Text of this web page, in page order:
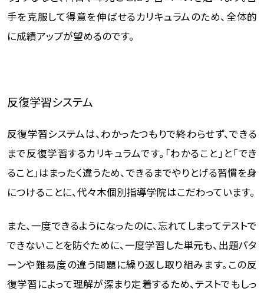
手を克服して得意を伸ばせるカリキュラムのため、全体的
に成績アップが望めるのです。
反復学習システム
反復学習システムは、わかったつもりで終わらせず、できる
まで反復学習するカリキュラムです。「わかること」と「でき
ること」はまったく違うため、できるまでやりとげる習慣を身
につけることに、代々木個別指導学院はこだわっています。
また、一度できるようになったのに、忘れてしまってテストで
できないことを防ぐために、一度学習した単元も、出題パタ
ーンや難易度の違う問題に繰り返し取り組みます。この反
復学習によって理解が深まり定着するため、テストでもしっ